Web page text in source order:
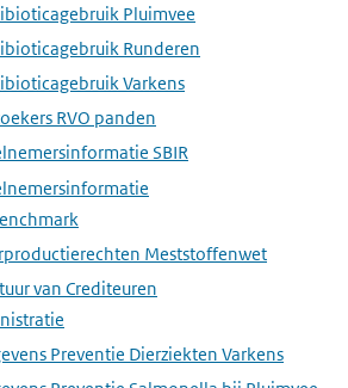
Pluimvee
Runderen
Varkens
RVO panden
SBIR
Meststoffenwet
van Crediteuren
Preventie Dierziekten Varkens